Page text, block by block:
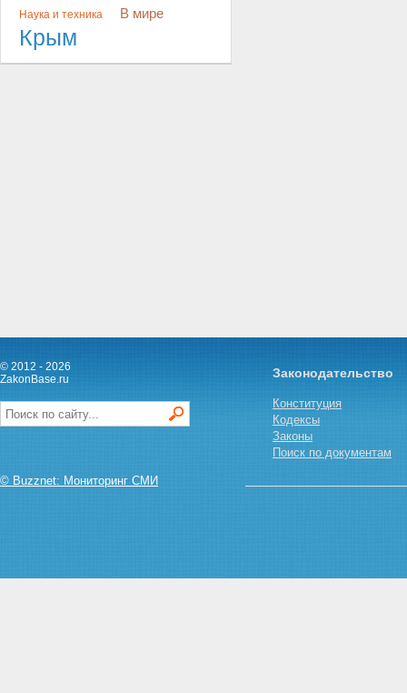
Наука и техника В мире
Крым
© 2012 - 2026
ZakonBase.ru
© Buzznet: Мониторинг СМИ
Законодательство
Конституция
Кодексы
Законы
Поиск по документам